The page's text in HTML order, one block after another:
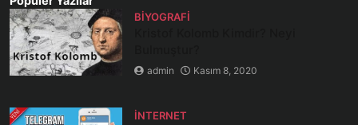
BIYOGRAFI
admin Kasım 8, 2020
İNTERNET